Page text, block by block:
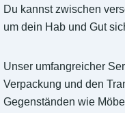
Du kannst zwischen
um dein Hab und Gut
Unser umfangreicher
Verpackung und den
Gegenständen wie